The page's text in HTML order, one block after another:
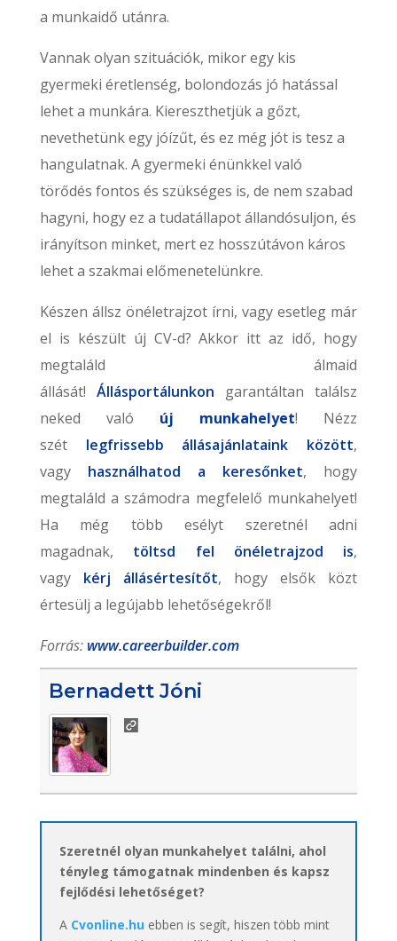
a munkaidő utánra.
Vannak olyan szituációk, mikor egy kis
gyermeki éretlenség, bolondozás jó hatással
lehet a munkára. Kiereszthetjük a gőzt,
nevethetünk egy jóízűt, és ez még jót is tesz a
hangulatnak. A gyermeki énünkkel való
törődés fontos és szükséges is, de nem szabad
hagyni, hogy ez a tudatállapot állandósuljon, és
irányítson minket, mert ez hosszútávon káros
lehet a szakmai előmenetelünkre.
Készen állsz önéletrajzot írni, vagy esetleg már
el is készült új CV-d? Akkor itt az idő, hogy
megtaláld álmaid
állását! Állásportálunkon
garantáltan találsz
neked való új munkahelyet! Nézz
szét legfrissebb állásajánlataink között,
vagy használhatod a keresőnket, hogy
megtaláld a számodra megfelelő munkahelyet!
Ha még több esélyt szeretnél adni
magadnak, töltsd fel önéletrajzod is,
vagy kérj állásértesítőt, hogy elsők közt
értesülj a legújabb lehetőségekről!
Forrás: www.careerbuilder.com
Bernadett Jóni
Szeretnél olyan munkahelyet találni, ahol
tényleg támogatnak mindenben és kapsz
fejlődési lehetőséget?
A Cvonline.huebben is segít, hiszen több mint